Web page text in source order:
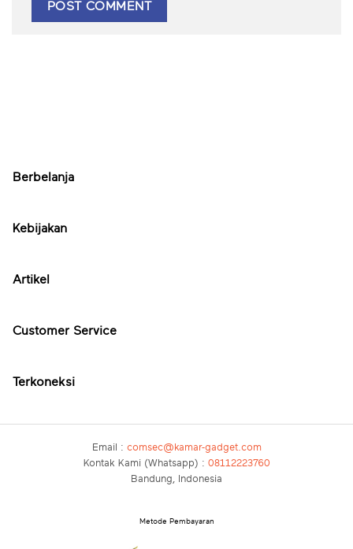
Berbelanja
Kebijakan
Artikel
Customer Service
Terkoneksi
Email : comsec@kamar-gadget.com
Kontak Kami (Whatsapp) : 08112223760
Bandung, Indonesia
Metode Pembayaran